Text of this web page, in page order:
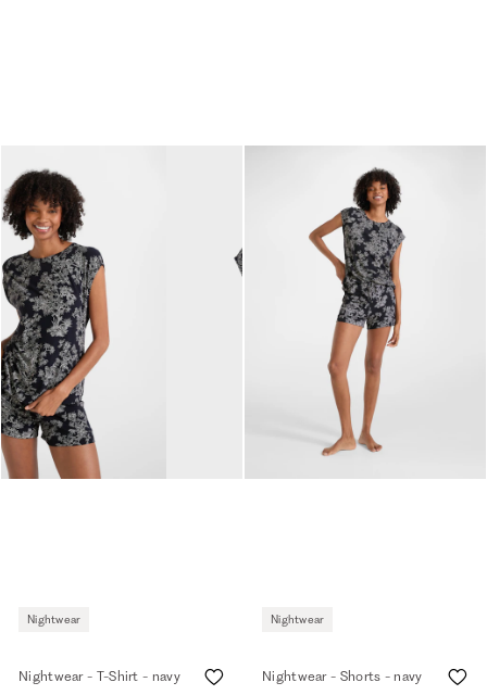
Nightwear
Nightwear - T-Shirt - navy
Nightwear
Nightwear - Shorts - navy